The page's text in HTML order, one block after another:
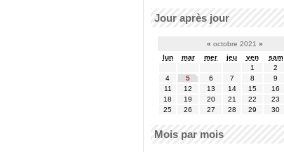
Jour après jour
« octobre 2021 »
lun
mar mer jeu ven sam
1
2
4
5 6 7 8 9
11
12 13 14 15 16
18
19 20 21 22 23
25
26 27 28 29 30
Mois par mois